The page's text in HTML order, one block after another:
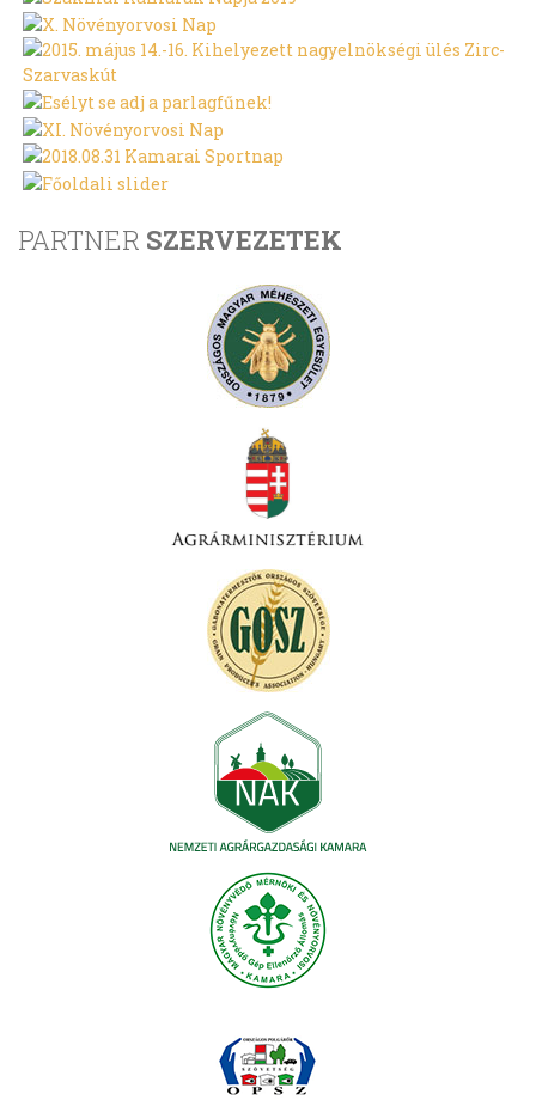
PARTNER SZERVEZETEK